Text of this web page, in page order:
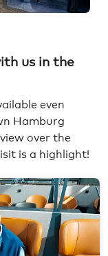
us in the
even
Hamburg
over the
is a highlight!